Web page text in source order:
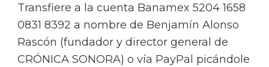
Transfiere a la cuenta Banamex 5204 1658
0831 8392 a nombre de Benjamín Alonso
Rascón (fundador y director general de
CRÓNICA SONORA) o vía PayPal picándole